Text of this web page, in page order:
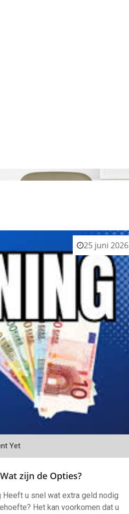
25 juni 2026
Yet
zijn de Opties?
Heeft u snel wat extra geld nodig
Het kan voorkomen dat u